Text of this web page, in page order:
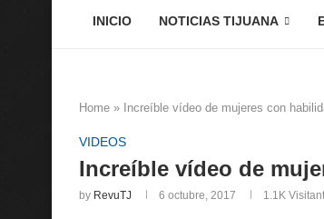
INICIO NOTICIAS TIJUANA
Home » Increíble vídeo de mujeres con
VIDEOS
Increíble vídeo de
by RevuTJ 6 octubre, 2017 1.1K